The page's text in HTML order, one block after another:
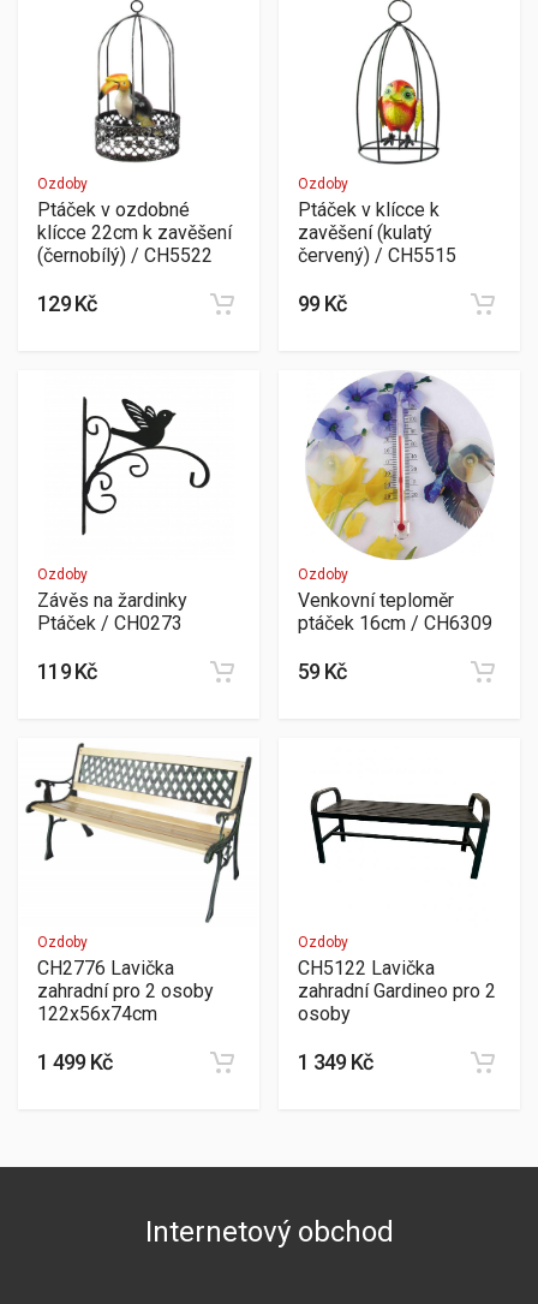
Ozdoby
Ptáček v ozdobné
klícce 22cm k zavěšení
(černobílý) / CH5522
129 Kč
Ozdoby
Ptáček v klícce k
zavěšení (kulatý
červený) / CH5515
99 Kč
Ozdoby
Závěs na žardinky
Ptáček / CH0273
119 Kč
Ozdoby
Venkovní teploměr
ptáček 16cm / CH6309
59 Kč
Ozdoby
CH2776 Lavička
zahradní pro 2 osoby
122x56x74cm
1 499 Kč
Ozdoby
CH5122 Lavička
zahradní Gardineo pro 2
osoby
1 349 Kč
Internetový obchod